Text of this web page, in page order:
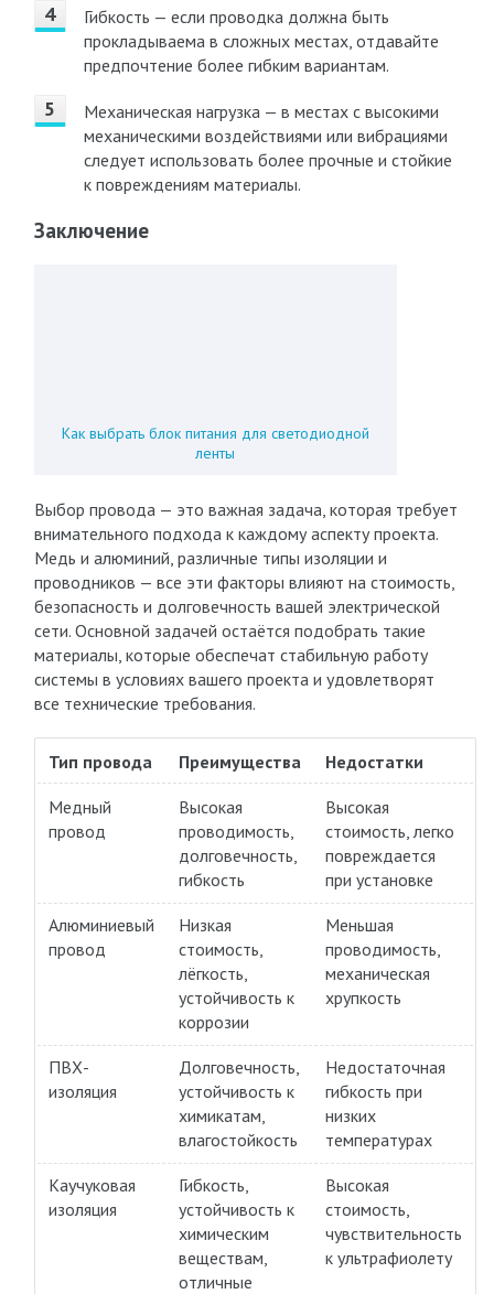
Гибкость — если проводка должна быть
прокладываема в сложных местах, отдавайте
предпочтение более гибким вариантам.
Механическая нагрузка — в местах с высокими
механическими воздействиями или вибрациями
следует использовать более прочные и стойкие
к повреждениям материалы.
Заключение
Как выбрать блок питания для светодиодной
ленты
Выбор провода — это важная задача, которая требует
внимательного подхода к каждому аспекту проекта.
Медь и алюминий, различные типы изоляции и
проводников — все эти факторы влияют на стоимость,
безопасность и долговечность вашей электрической
сети. Основной задачей остаётся подобрать такие
материалы, которые обеспечат стабильную работу
системы в условиях вашего проекта и удовлетворят
все технические требования.
Тип провода Преимущества Недостатки
Медный
провод
Высокая
проводимость,
долговечность,
гибкость
Высокая
стоимость, легко
повреждается
при установке
Алюминиевый
провод
Низкая
стоимость,
лёгкость,
устойчивость к
коррозии
Меньшая
проводимость,
механическая
хрупкость
ПВХ-
изоляция
Долговечность,
устойчивость к
химикатам,
влагостойкость
Недостаточная
гибкость при
низких
температурах
Каучуковая
изоляция
Гибкость,
устойчивость к
химическим
веществам,
отличные
Высокая
стоимость,
чувствительность
к ультрафиолету